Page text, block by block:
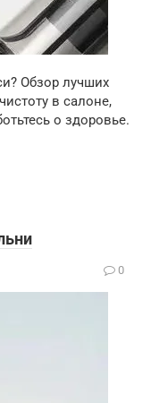
Обзор лучших
в салоне,
о здоровье.
0